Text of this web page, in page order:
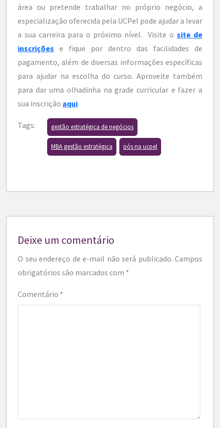
área ou pretende trabalhar no próprio negócio, a
especialização oferecida pela UCPel pode ajudar a levar
a sua carreira para o próximo nível. Visite osite de
inscrições e fique por dentro das facilidades de
pagamento, além de diversas informações específicas
para ajudar na escolha do curso. Aproveite também
para dar uma olhadinha na grade curricular e fazer a
sua inscrição aqui.
Tags: gestão estratégica de negócios
MBA gestão estratégica pós na ucpel
Deixe um comentário
O seu endereço de e-mail não será publicado. Campos
obrigatórios são marcados com *
Comentário *